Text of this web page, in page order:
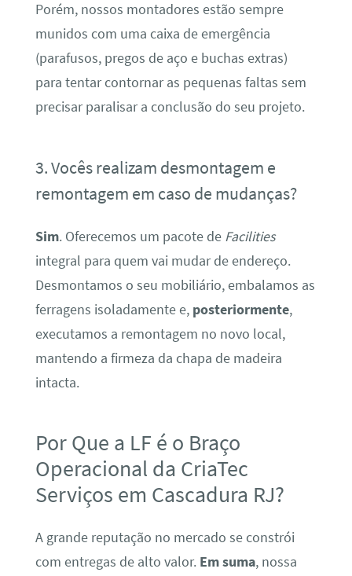
Porém, nossos montadores estão sempre
munidos com uma caixa de emergência
(parafusos, pregos de aço e buchas extras)
para tentar contornar as pequenas faltas sem
precisar paralisar a conclusão do seu projeto.
3. Vocês realizam desmontagem e
remontagem em caso de mudanças?
Sim. Oferecemos um pacote de Facilities
integral para quem vai mudar de endereço.
Desmontamos o seu mobiliário, embalamos as
ferragens isoladamente e, posteriormente,
executamos a remontagem no novo local,
mantendo a firmeza da chapa de madeira
intacta.
Por Que a LF é o Braço
Operacional da CriaTec
Serviços em Cascadura RJ?
A grande reputação no mercado se constrói
com entregas de alto valor. Em suma, nossa